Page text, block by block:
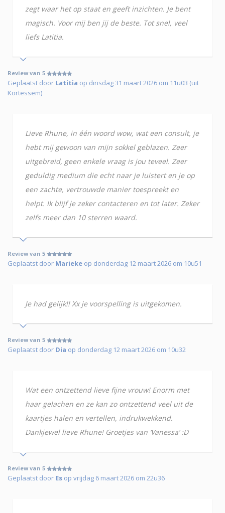
zegt waar het op staat en geeft inzichten. Je bent
magisch. Voor mij ben jij de beste. Tot snel, veel
liefs Latitia.
Review van 5
Geplaatst door Latitia op dinsdag 31 maart 2026 om 11u03 (uit
Kortessem)
Lieve Rhune, in één woord wow, wat een consult, je
hebt mij gewoon van mijn sokkel geblazen. Zeer
uitgebreid, geen enkele vraag is jou teveel. Zeer
geduldig medium die echt naar je luistert en je op
een zachte, vertrouwde manier toespreekt en
helpt. Ik blijf je zeker contacteren en tot later. Zeker
zelfs meer dan 10 sterren waard.
Review van 5
Geplaatst door Marieke op donderdag 12 maart 2026 om 10u51
Je had gelijk!! Xx je voorspelling is uitgekomen.
Review van 5
Geplaatst door Dia op donderdag 12 maart 2026 om 10u32
Wat een ontzettend lieve fijne vrouw! Enorm met
haar gelachen en ze kan zo ontzettend veel uit de
kaartjes halen en vertellen, indrukwekkend.
Dankjewel lieve Rhune! Groetjes van ‘Vanessa’ :D
Review van 5
Geplaatst door Es op vrijdag 6 maart 2026 om 22u36